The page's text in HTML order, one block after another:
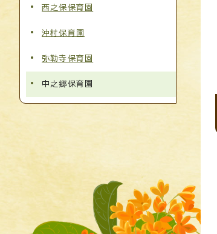
西之保保育園
沖村保育園
弥勒寺保育園
中之郷保育園